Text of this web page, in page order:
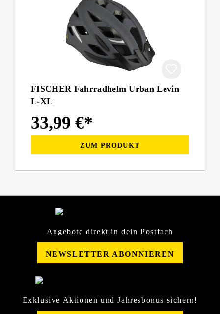
FISCHER Fahrradhelm Urban Levin
L-XL
33,99 €*
ZUM PRODUKT
Angebote direkt in dein Postfach
NEWSLETTER ABONNIEREN
Exklusive Aktionen und Jahresbonus sichern!